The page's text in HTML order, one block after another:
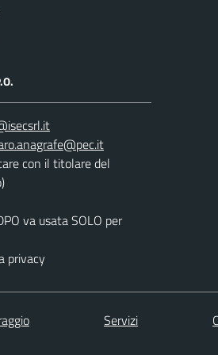
con il titolare del
va usata SOLO per
privacy
Servizi